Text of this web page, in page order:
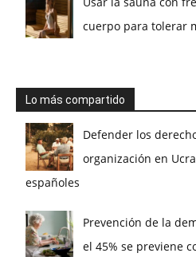
cuerpo para tolerar
Lo más compartido
Defender los
organización en
españoles
Prevención de la
el 45% se previene